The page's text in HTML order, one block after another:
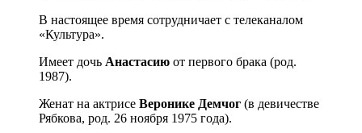
В настоящее время сотрудничает с телеканалом
«Культура».
Имеет дочь Анастасию от первого брака (род.
1987).
Женат на актрисе Веронике Демчог (в девичестве
Рябкова, род. 26 ноября 1975 года).